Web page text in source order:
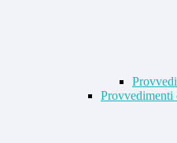
Provvedimenti